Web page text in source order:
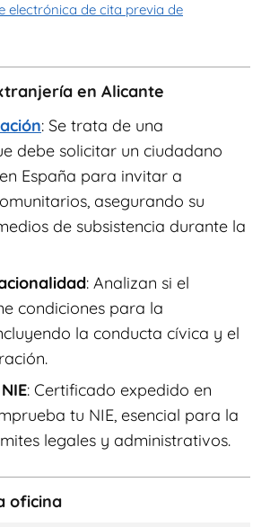
electrónica de cita previa de
en Alicante
: Se trata de una
debe solicitar un ciudadano
España para invitar a
asegurando su
de subsistencia durante la
: Analizan si el
condiciones para la
la conducta cívica y el
: Certificado expedido en
tu NIE, esencial para la
legales y administrativos.
oficina